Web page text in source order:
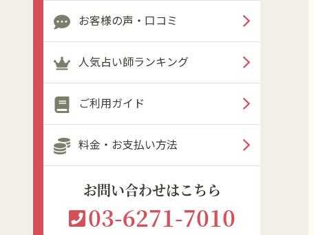
お客様の声・口コミ
人気占い師ランキング
ご利用ガイド
料金・お支払い方法
お問い合わせはこちら
03-6271-7010